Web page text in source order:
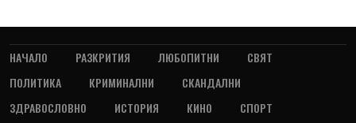
НАЧАЛО РАЗКРИТИЯ ЛЮБОПИТНИ
СВЯТ
ПОЛИТИКА
КРИМИНАЛНИ
СКАНДАЛНИ
ЗДРАВОСЛОВНО
ИСТОРИЯ КИНО
СПОРТ